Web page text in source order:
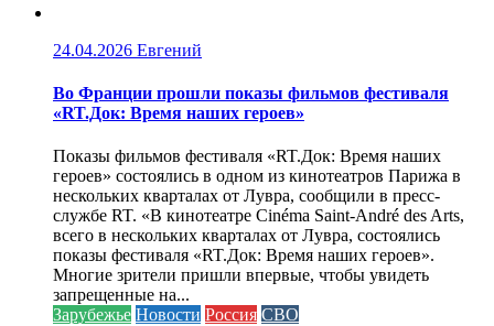
24.04.2026 Евгений
Во Франции прошли показы фильмов фестиваля
«RT.Док: Время наших героев»
Показы фильмов фестиваля «RT.Док: Время наших
героев» состоялись в одном из кинотеатров Парижа в
нескольких кварталах от Лувра, сообщили в пресс-
службе RT. «В кинотеатре Cinéma Saint-André des Arts,
всего в нескольких кварталах от Лувра, состоялись
показы фестиваля «RT.Док: Время наших героев».
Многие зрители пришли впервые, чтобы увидеть
запрещенные на...
Зарубежье Новости Россия СВО